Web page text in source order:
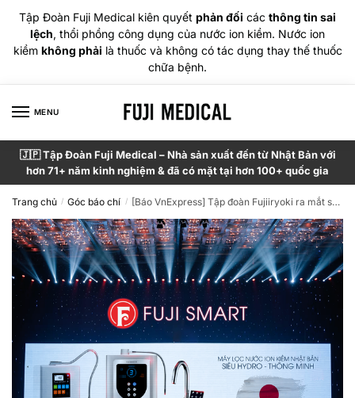
Tập Đoàn Fuji Medical kiên quyết phản đối các thông tin sai
lệch, thổi phồng công dụng của nước ion kiềm. Nước ion
kiềm không phải là thuốc và không có tác dụng thay thế thuốc
chữa bệnh.
MENU
🇯🇵 Tập Đoàn Fuji Medical – Nhà sản xuất đến từ Nhật Bản với
hơn 71+ năm kinh nghiệm & đã có mặt tại hơn 100+ quốc gia
Trang chủ / Góc báo chí / [Báo VnExpress] Tập đoàn Fujiiryoki ra mắt sản phẩm tích hợp công nghệ AI